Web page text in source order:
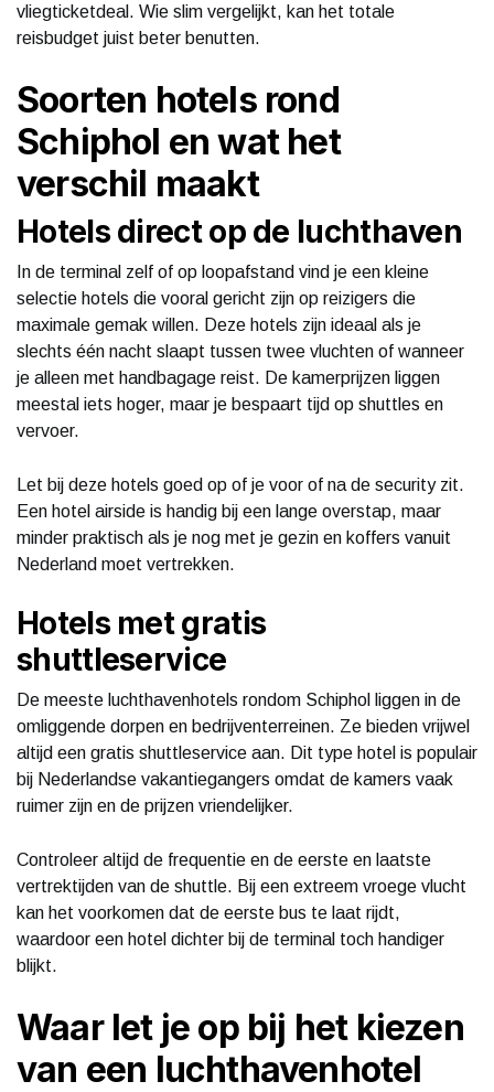
vliegticketdeal. Wie slim vergelijkt, kan het totale
reisbudget juist beter benutten.
Soorten hotels rond
Schiphol en wat het
verschil maakt
Hotels direct op de luchthaven
In de terminal zelf of op loopafstand vind je een kleine
selectie hotels die vooral gericht zijn op reizigers die
maximale gemak willen. Deze hotels zijn ideaal als je
slechts één nacht slaapt tussen twee vluchten of wanneer
je alleen met handbagage reist. De kamerprijzen liggen
meestal iets hoger, maar je bespaart tijd op shuttles en
vervoer.
Let bij deze hotels goed op of je voor of na de security zit.
Een hotel airside is handig bij een lange overstap, maar
minder praktisch als je nog met je gezin en koffers vanuit
Nederland moet vertrekken.
Hotels met gratis
shuttleservice
De meeste luchthavenhotels rondom Schiphol liggen in de
omliggende dorpen en bedrijventerreinen. Ze bieden vrijwel
altijd een gratis shuttleservice aan. Dit type hotel is populair
bij Nederlandse vakantiegangers omdat de kamers vaak
ruimer zijn en de prijzen vriendelijker.
Controleer altijd de frequentie en de eerste en laatste
vertrektijden van de shuttle. Bij een extreem vroege vlucht
kan het voorkomen dat de eerste bus te laat rijdt,
waardoor een hotel dichter bij de terminal toch handiger
blijkt.
Waar let je op bij het kiezen
van een luchthavenhotel